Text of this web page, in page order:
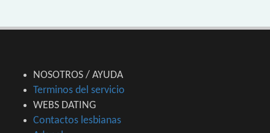
NOSOTROS / AYUDA
Terminos del servicio
WEBS DATING
Contactos lesbianas